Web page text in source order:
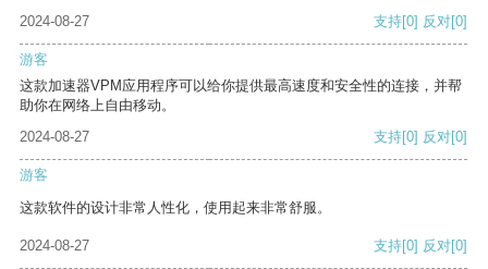
2024-08-27
支持[0] 反对[0]
游客
这款加速器VPM应用程序可以给你提供最高速度和安全性的连接，并帮
助你在网络上自由移动。
2024-08-27
支持[0] 反对[0]
游客
这款软件的设计非常人性化，使用起来非常舒服。
2024-08-27 支持[0] 反对[0]